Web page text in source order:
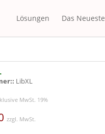
Lösungen Das Neueste
LibXL
MwSt. 19%
zzgl. MwSt.